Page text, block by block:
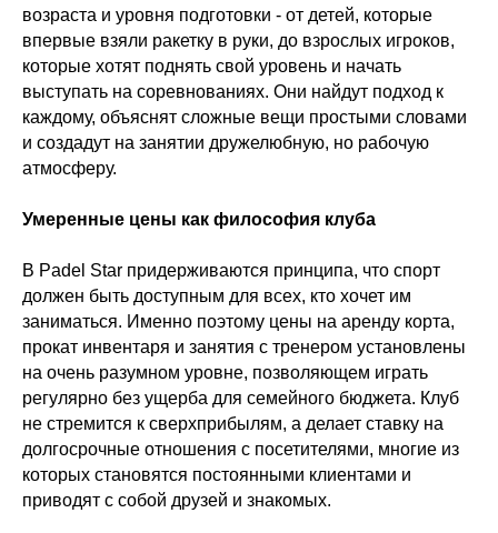
возраста и уровня подготовки - от детей, которые
впервые взяли ракетку в руки, до взрослых игроков,
которые хотят поднять свой уровень и начать
выступать на соревнованиях. Они найдут подход к
каждому, объяснят сложные вещи простыми словами
и создадут на занятии дружелюбную, но рабочую
атмосферу.
Умеренные цены как философия клуба
В Padel Star придерживаются принципа, что спорт
должен быть доступным для всех, кто хочет им
заниматься. Именно поэтому цены на аренду корта,
прокат инвентаря и занятия с тренером установлены
на очень разумном уровне, позволяющем играть
регулярно без ущерба для семейного бюджета. Клуб
не стремится к сверхприбылям, а делает ставку на
долгосрочные отношения с посетителями, многие из
которых становятся постоянными клиентами и
приводят с собой друзей и знакомых.